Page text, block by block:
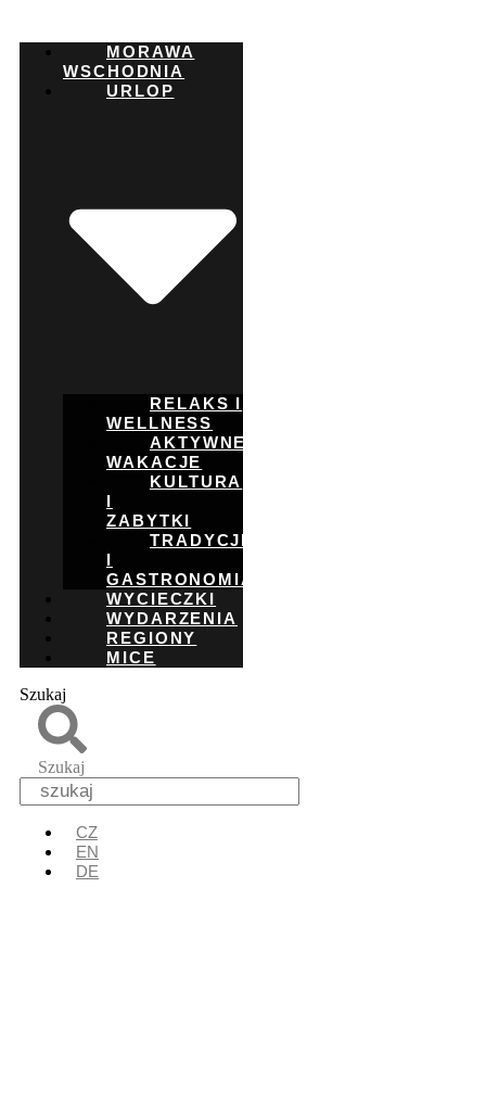
MORAWA
WSCHODNIA
URLOP
RELAKS I
WELLNESS
AKTYWNE
WAKACJE
KULTURA
I
ZABYTKI
TRADYCJE
I
GASTRONOMIA
WYCIECZKI
WYDARZENIA
REGIONY
MICE
Szukaj
Szukaj
CZ
EN
DE